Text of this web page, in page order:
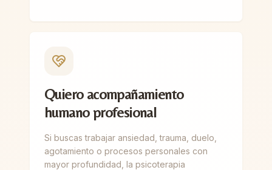
Quiero acompañamiento
humano profesional
Si buscas trabajar ansiedad, trauma, duelo,
agotamiento o procesos personales con
mayor profundidad, la psicoterapia